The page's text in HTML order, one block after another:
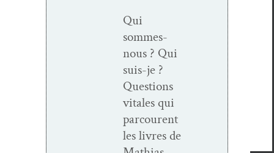
Qui
sommes-
nous ? Qui
suis-je ?
Ques­tions
vitales qui
par­courent
les livres de